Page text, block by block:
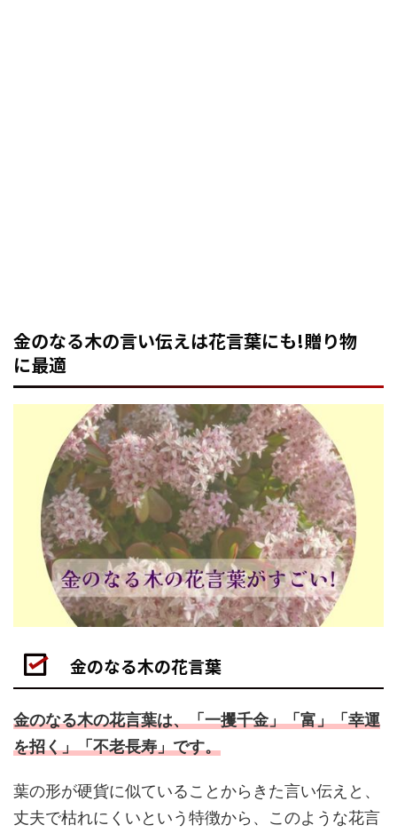
金のなる木の言い伝えは花言葉にも!贈り物
に最適
金のなる木の花言葉
金のなる木の花言葉は、「一攫千金」「富」「幸運
を招く」「不老長寿」です。
葉の形が硬貨に似ていることからきた言い伝えと、
丈夫で枯れにくいという特徴から、このような花言